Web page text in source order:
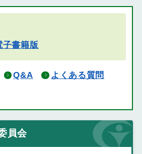
子書籍版
Q&A
よくある質問
員会